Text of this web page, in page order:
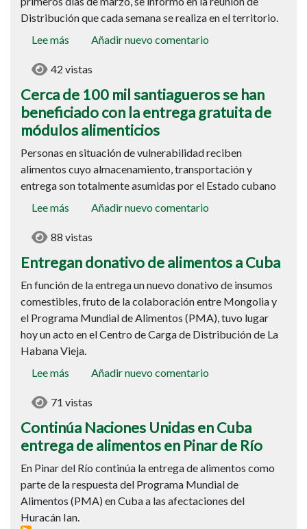
Distribución que cada semana se realiza en el territorio.
Lee más sobre
de
100
mil
santiagueros
se
han
beneficiado
con
gratuita
módulos
alimenticios
Añadir nuevo comentario
42 vistas
Cerca de 100 mil santiagueros se han
beneficiado con la entrega gratuita de
módulos alimenticios
Personas en situación de vulnerabilidad reciben
alimentos cuyo almacenamiento, transportación y
entrega son totalmente asumidas por el Estado cubano
Lee más sobre
donativo
a
Cuba
Añadir nuevo comentario
88 vistas
Entregan donativo de alimentos a Cuba
En función de la entrega un nuevo donativo de insumos
comestibles, fruto de la colaboración entre Mongolia y
el Programa Mundial de Alimentos (PMA), tuvo lugar
hoy un acto en el Centro de Carga de Distribución de La
Habana Vieja.
Lee más sobre
Naciones
Unidas
Cuba
entrega
de
alimentos
en
Añadir nuevo comentario
71 vistas
Continúa Naciones Unidas en Cuba
entrega de alimentos en Pinar de Río
En Pinar del Río continúa la entrega de alimentos como
parte de la respuesta del Programa Mundial de
Alimentos (PMA) en Cuba a las afectaciones del
Huracán Ian.